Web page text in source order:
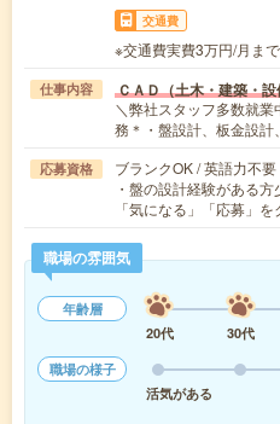
交通費
※交通費実費3万円/月ま
仕事内容 ＣＡＤ（土木・建築・
＼弊社スタッフ多数就
務＊・盤設計、板金設
応募資格
ブランクOK / 英語力不要
・盤の設計経験がある
「気になる」「応募」を
職場の雰囲気
年齢層
20代
30代
職場の様子
活気がある